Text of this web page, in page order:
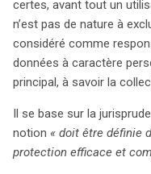
certes, avant tout un
n’est pas de nature à
considéré comme
données à caractère
principal, à savoir la
Il se base sur la
notion « doit être définie
protection efficace et